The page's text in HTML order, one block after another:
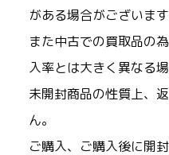
がある場合がございます
また中古での買取品の
入率とは大きく異なる
未開封商品の性質上、
ん。
ご購入、ご購入後に開